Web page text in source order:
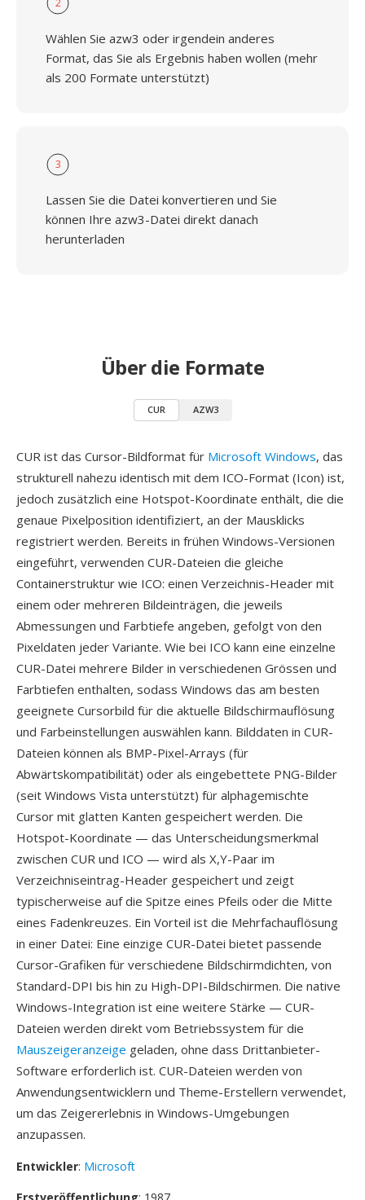
2
Wählen Sie azw3 oder irgendein anderes
Format, das Sie als Ergebnis haben wollen (mehr
als 200 Formate unterstützt)
3
Lassen Sie die Datei konvertieren und Sie
können Ihre azw3-Datei direkt danach
herunterladen
Über die Formate
CUR AZW3
CUR ist das Cursor-Bildformat für Microsoft Windows, das
strukturell nahezu identisch mit dem ICO-Format (Icon) ist,
jedoch zusätzlich eine Hotspot-Koordinate enthält, die die
genaue Pixelposition identifiziert, an der Mausklicks
registriert werden. Bereits in frühen Windows-Versionen
eingeführt, verwenden CUR-Dateien die gleiche
Containerstruktur wie ICO: einen Verzeichnis-Header mit
einem oder mehreren Bildeinträgen, die jeweils
Abmessungen und Farbtiefe angeben, gefolgt von den
Pixeldaten jeder Variante. Wie bei ICO kann eine einzelne
CUR-Datei mehrere Bilder in verschiedenen Grössen und
Farbtiefen enthalten, sodass Windows das am besten
geeignete Cursorbild für die aktuelle Bildschirmauflösung
und Farbeinstellungen auswählen kann. Bilddaten in CUR-
Dateien können als BMP-Pixel-Arrays (für
Abwärtskompatibilität) oder als eingebettete PNG-Bilder
(seit Windows Vista unterstützt) für alphagemischte
Cursor mit glatten Kanten gespeichert werden. Die
Hotspot-Koordinate — das Unterscheidungsmerkmal
zwischen CUR und ICO — wird als X,Y-Paar im
Verzeichniseintrag-Header gespeichert und zeigt
typischerweise auf die Spitze eines Pfeils oder die Mitte
eines Fadenkreuzes. Ein Vorteil ist die Mehrfachauflösung
in einer Datei: Eine einzige CUR-Datei bietet passende
Cursor-Grafiken für verschiedene Bildschirmdichten, von
Standard-DPI bis hin zu High-DPI-Bildschirmen. Die native
Windows-Integration ist eine weitere Stärke — CUR-
Dateien werden direkt vom Betriebssystem für die
Mauszeigeranzeige geladen, ohne dass Drittanbieter-
Software erforderlich ist. CUR-Dateien werden von
Anwendungsentwicklern und Theme-Erstellern verwendet,
um das Zeigererlebnis in Windows-Umgebungen
anzupassen.
Entwickler: Microsoft